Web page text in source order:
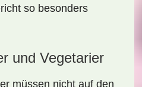
so besonders
und Vegetarier
müssen nicht auf den